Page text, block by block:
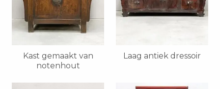
Kast gemaakt van
notenhout
Laag antiek dressoir